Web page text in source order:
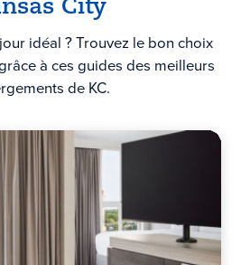
City
idéal ? Trouvez le bon choix
à ces guides des meilleurs
de KC.